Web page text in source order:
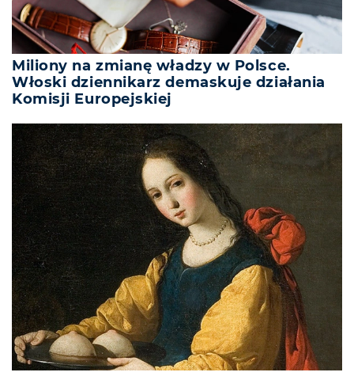
Miliony na zmianę władzy w Polsce.
Włoski dziennikarz demaskuje działania
Komisji Europejskiej